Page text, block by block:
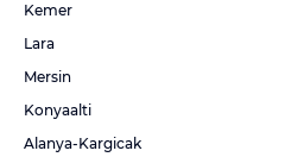
Kemer
Lara
Mersin
Konyaalti
Alanya-Kargicak